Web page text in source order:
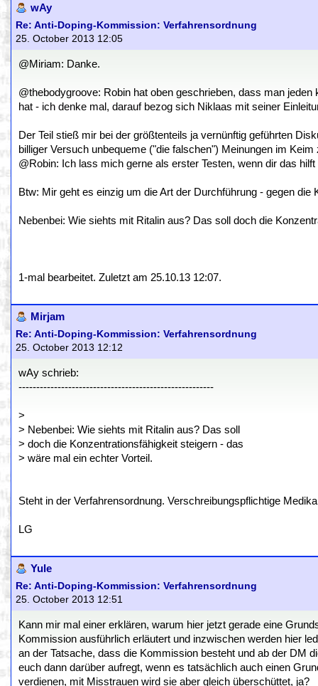
wAy
Re: Anti-Doping-Kommission: Verfahrensordnung
25. October 2013 12:05
@Miriam: Danke.
@thebodygroove: Robin hat oben geschrieben, dass man
hat - ich denke mal, darauf bezog sich Niklaas mit seiner
Der Teil stieß mir bei der größtenteils ja vernünftig geführten
billiger Versuch unbequeme ("die falschen") Meinungen im
@Robin: Ich lass mich gerne als erster Testen, wenn dir das
Btw: Mir geht es einzig um die Art der Durchführung - gegen die
Nebenbei: Wie siehts mit Ritalin aus? Das soll doch die
1-mal bearbeitet. Zuletzt am 25.10.13 12:07.
Mirjam
Re: Anti-Doping-Kommission: Verfahrensordnung
25. October 2013 12:12
wAy schrieb:
-------------------------------------------------------
>
> Nebenbei: Wie siehts mit Ritalin aus? Das soll
> doch die Konzentrationsfähigkeit steigern - das
> wäre mal ein echter Vorteil.
Steht in der Verfahrensordnung. Verschreibungspflichtige
LG
Yule
Re: Anti-Doping-Kommission: Verfahrensordnung
25. October 2013 12:51
Kann mir mal einer erklären, warum hier jetzt gerade eine
Kommission ausführlich erläutert und inzwischen werden hier
an der Tatsache, dass die Kommission besteht und ab der DM
euch dann darüber aufregt, wenn es tatsächlich auch einen
verdienen, mit Misstrauen wird sie aber gleich überschüttet, ja?